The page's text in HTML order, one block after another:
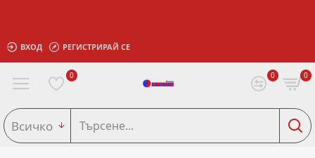
ВХОД РЕГИСТРИРАЙ СЕ
0 0 0
Всичко